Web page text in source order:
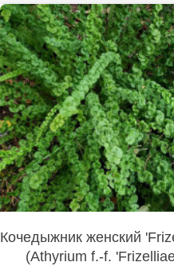
Кочедыжник женский
(Athyrium f.-f.